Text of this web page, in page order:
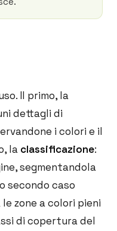
Il primo, la
dettagli di
i colori e il
la classificazione:
segmentandola
secondo caso
zone a colori pieni
di copertura del